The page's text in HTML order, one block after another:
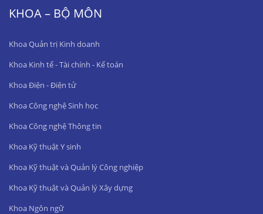
KHOA – BỘ MÔN
Khoa Quản trị Kinh doanh
Khoa Kinh tế - Tài chính - Kế toán
Khoa Điện - Điện tử
Khoa Công nghệ Sinh học
Khoa Công nghệ Thông tin
Khoa Kỹ thuật Y sinh
Khoa Kỹ thuật và Quản lý Công nghiệp
Khoa Kỹ thuật và Quản lý Xây dựng
Khoa Ngôn ngữ